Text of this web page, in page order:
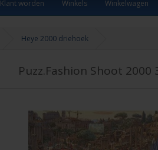
Klant worden Winkels Winkelwagen
Heye 2000 driehoek
Puzz.Fashion Shoot 2000